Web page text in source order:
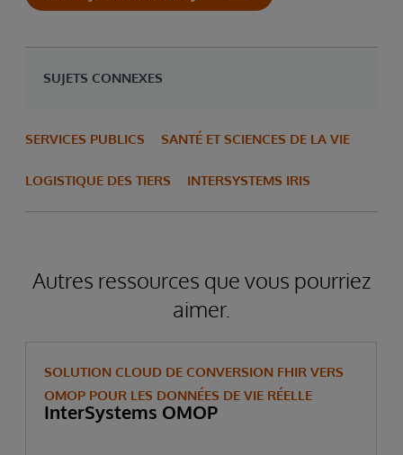
SUJETS CONNEXES
SERVICES PUBLICS SANTÉ ET SCIENCES DE LA VIE
LOGISTIQUE DES TIERS INTERSYSTEMS IRIS
Autres ressources que vous pourriez
aimer.
SOLUTION CLOUD DE CONVERSION FHIR VERS
OMOP POUR LES DONNÉES DE VIE RÉELLE
InterSystems OMOP